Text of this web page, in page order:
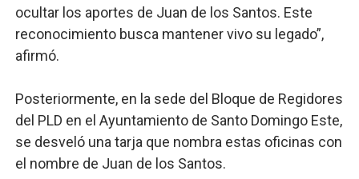
ocultar los aportes de Juan de los Santos. Este
reconocimiento busca mantener vivo su legado”,
afirmó.
Posteriormente, en la sede del Bloque de Regidores
del PLD en el Ayuntamiento de Santo Domingo Este,
se desveló una tarja que nombra estas oficinas con
el nombre de Juan de los Santos.